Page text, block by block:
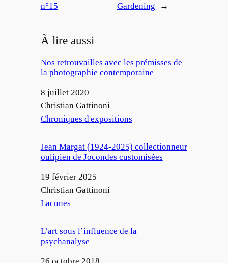
n°15
Gardening
→
À lire aussi
Nos retrouvailles avec les prémisses de
la photographie contemporaine
Date
8 juillet 2020
Auteur
Christian Gattinoni
Par rapport à
Chroniques d'expositions
Jean Margat (1924-2025) collectionneur
oulipien de Jocondes customisées
Date
19 février 2025
Auteur
Christian Gattinoni
Par rapport à
Lacunes
L’art sous l’influence de la
psychanalyse
Date
26 octobre 2018